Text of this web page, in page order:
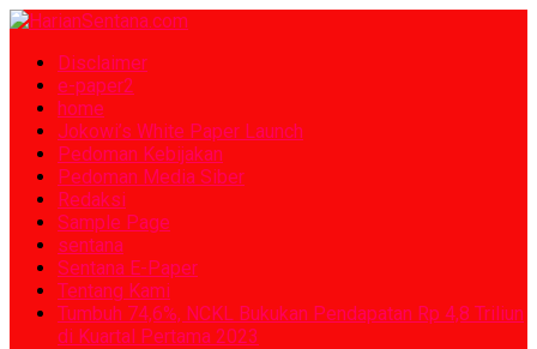
Disclaimer
e-paper2
home
Jokowi’s White Paper Launch
Pedoman Kebijakan
Pedoman Media Siber
Redaksi
Sample Page
sentana
Sentana E-Paper
Tentang Kami
Tumbuh 74,6%, NCKL Bukukan Pendapatan Rp 4,8 Triliun
di Kuartal Pertama 2023